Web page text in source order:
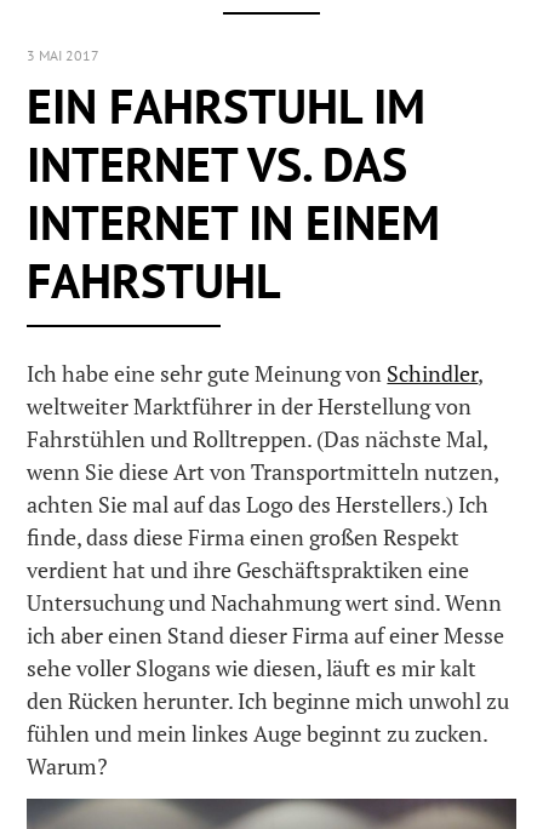
3 MAI 2017
EIN FAHRSTUHL IM
INTERNET VS. DAS
INTERNET IN EINEM
FAHRSTUHL
Ich habe eine sehr gute Meinung von Schindler,
weltweiter Marktführer in der Herstellung von
Fahrstühlen und Rolltreppen. (Das nächste Mal,
wenn Sie diese Art von Transportmitteln nutzen,
achten Sie mal auf das Logo des Herstellers.) Ich
finde, dass diese Firma einen großen Respekt
verdient hat und ihre Geschäftspraktiken eine
Untersuchung und Nachahmung wert sind. Wenn
ich aber einen Stand dieser Firma auf einer Messe
sehe voller Slogans wie diesen, läuft es mir kalt
den Rücken herunter. Ich beginne mich unwohl zu
fühlen und mein linkes Auge beginnt zu zucken.
Warum?